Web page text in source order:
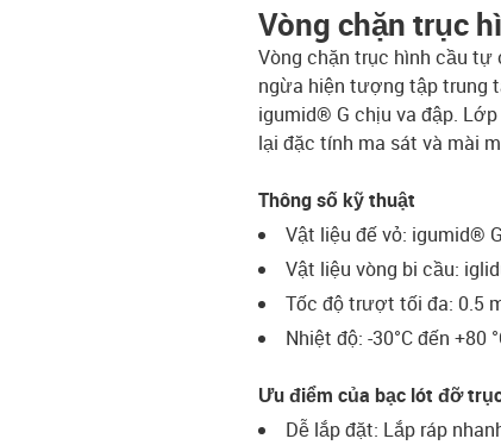
Vòng chặn trục
Vòng chặn trục hình cầu tự
ngừa hiện tượng tập trung
igumid® G chịu va đập.
lại đặc tính ma sát và mài
Thông số kỹ thuật
Vật liệu đế vỏ: igumid® G
Vật liệu vòng bi cầu:
Tốc độ trượt tối đa: 0.5
Nhiệt độ: -30°C đến +80
Ưu điểm của bạc lót đỡ
Dễ lắp đặt: Lắp ráp